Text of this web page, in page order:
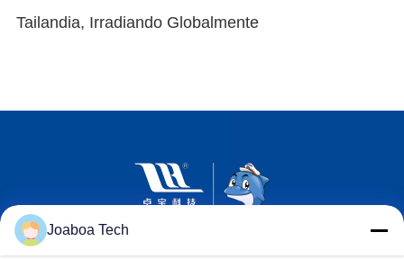
Tailandia, Irradiando Globalmente
Joaboa Tech